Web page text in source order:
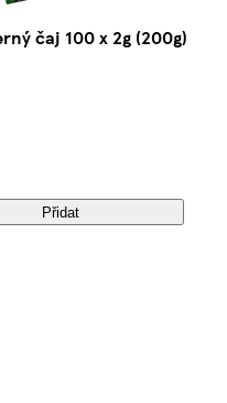
čaj 100 x 2g (200g)
Přidat